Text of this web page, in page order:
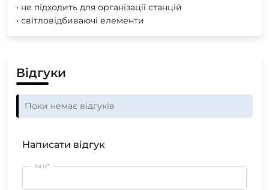
• не підходить для організації станцій
• світловідбиваючі елементи
Відгуки
Поки немає відгуків
Написати відгук
Ім'я*